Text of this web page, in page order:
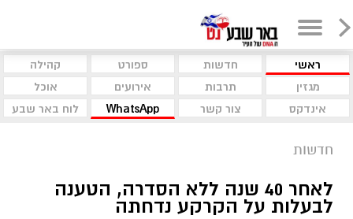
ראשי חדשות ספורט
קהילה
מגזין
תרבות אירועים
אוכל
אינדקס
צור קשר WhatsApp לוח באר שבע
חדשות
לאחר 40 שנה ללא הסדרה, הטענה
לבעלות על הקרקע נדחתה